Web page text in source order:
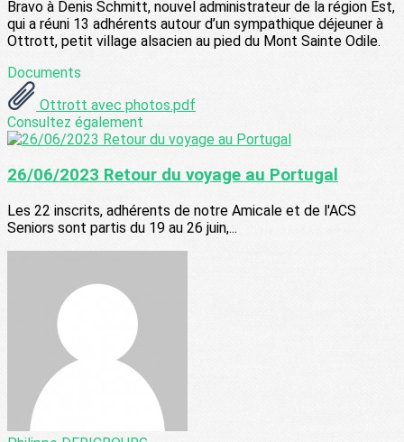
Bravo à Denis Schmitt, nouvel administrateur de la région Est,
qui a réuni 13 adhérents autour d’un sympathique déjeuner à
Ottrott, petit village alsacien au pied du Mont Sainte Odile.
Documents
Ottrott avec photos.pdf
Consultez également
26/06/2023 Retour du voyage au Portugal
Les 22 inscrits, adhérents de notre Amicale et de l'ACS
Seniors sont partis du 19 au 26 juin,...